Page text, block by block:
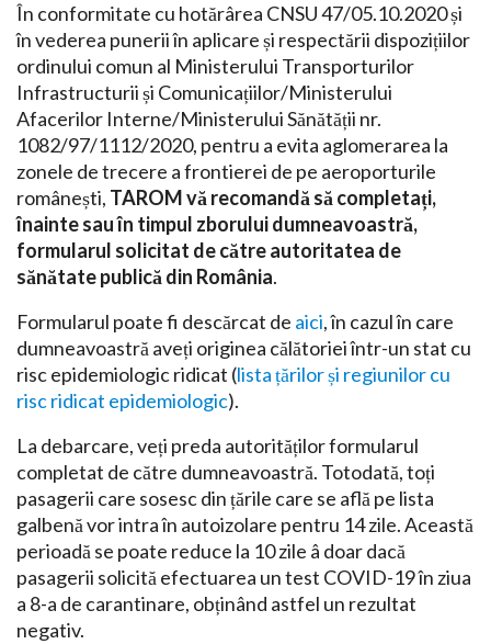
În conformitate cu hotărârea CNSU 47/05.10.2020 și
în vederea punerii în aplicare și respectării dispozițiilor
ordinului comun al Ministerului Transporturilor
Infrastructurii și Comunicațiilor/Ministerului
Afacerilor Interne/Ministerului Sănătății nr.
1082/97/1112/2020, pentru a evita aglomerarea la
zonele de trecere a frontierei de pe aeroporturile
românești, TAROM vă recomandă să completați,
înainte sau în timpul zborului dumneavoastră,
formularul solicitat de către autoritatea de
sănătate publică din România.
Formularul poate fi descărcat de aici, în cazul în care
dumneavoastră aveți originea călătoriei într-un stat cu
risc epidemiologic ridicat (lista țărilor și regiunilor cu
risc ridicat epidemiologic).
La debarcare, veți preda autorităților formularul
completat de către dumneavoastră. Totodată, toți
pasagerii care sosesc din țările care se află pe lista
galbenă vor intra în autoizolare pentru 14 zile. Această
perioadă se poate reduce la 10 zile â doar dacă
pasagerii solicită efectuarea un test COVID-19 în ziua
a 8-a de carantinare, obținând astfel un rezultat
negativ.